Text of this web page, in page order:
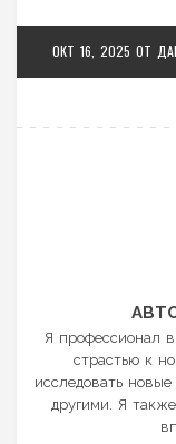
ОКТ 16, 2025 ОТ
Я профессионал
страстью к
исследовать
другими. Я